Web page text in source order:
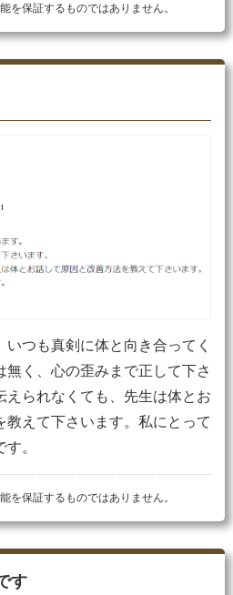
を保証するものではありません。
つも真剣に体と向き合ってく
無く、心の歪みまで正して下さ
えられなくても、先生は体とお
教えて下さいます。私にとって
。
を保証するものではありません。
す